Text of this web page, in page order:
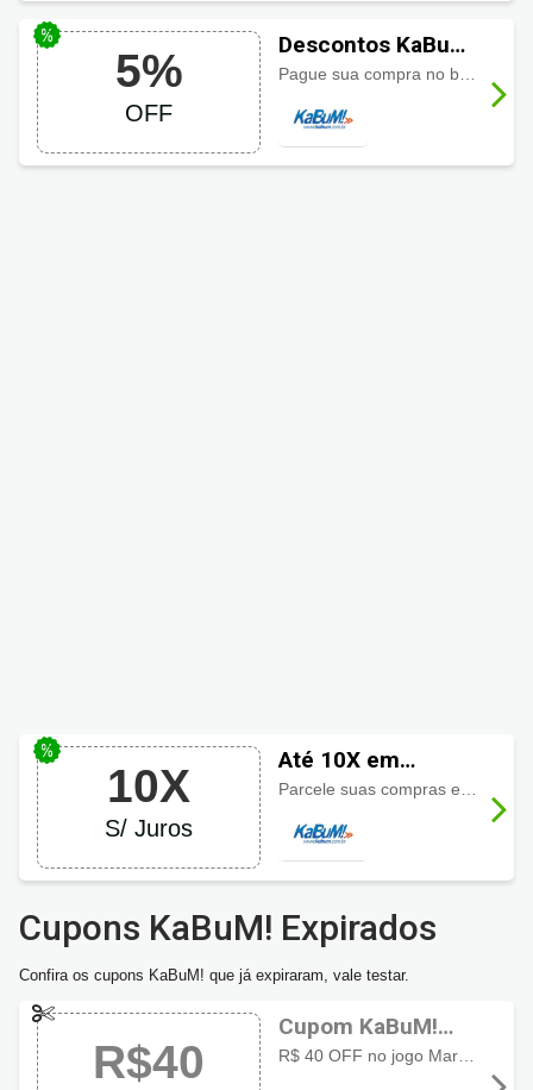
5%
OFF
Descontos KaBuM!
com 5% em todo Pague sua compra no boleto bancário e economize com 5% de desconto!
10X
S/ Juros
Até 10X em
KaBuM!
Parcele suas compras em até 10 vezes sem juros.
Cupons KaBuM! Expirados
Confira os cupons KaBuM! que já expiraram, vale testar.
R$40
Cupom KaBuM!
com
R$ 40 OFF no jogo Marvel Tokon Fighting Souls para PS5 aproveite o desconto especial por tempo limitado